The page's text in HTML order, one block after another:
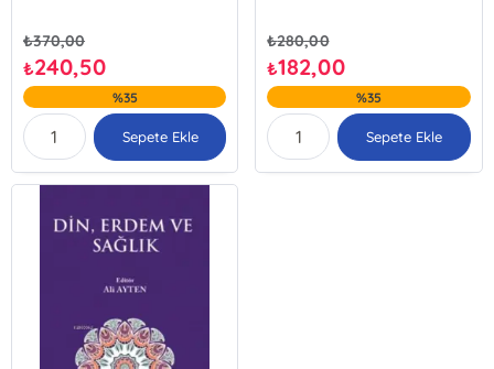
₺370,00
₺240,50
%35
Sepete Ekle
₺280,00
₺182,00
%35
Sepete Ekle